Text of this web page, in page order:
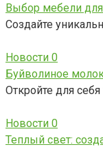
Выбор мебели для
Создайте
Новости 0
Буйволиное
Откройте для
Новости 0
Теплый свет: